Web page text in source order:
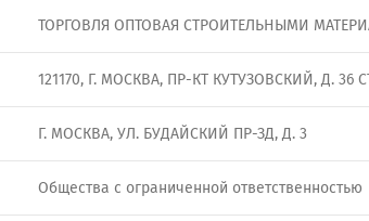
ТОРГОВЛЯ ОПТОВАЯ СТРОИТЕЛЬНЫМИ
121170, Г. МОСКВА, ПР-КТ КУТУЗОВСКИЙ, Д. 36
Г. МОСКВА, УЛ. БУДАЙСКИЙ ПР-ЗД, Д. 3
Общества с ограниченной ответственностью